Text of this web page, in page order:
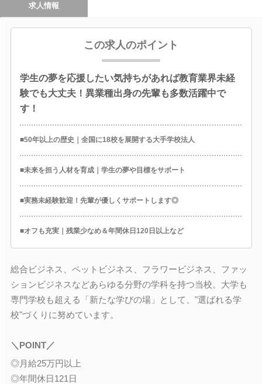
求人情報
この求人のポイント
学生の夢を応援したい気持ちがあれば教育業界未経
験でも大丈夫！異業種出身の先輩も多数活躍中で
す！
■50年以上の歴史｜全国に18校を展開する大手学校法人
■未来を担う人材を育成｜学生の夢や目標をサポート
■実務未経験歓迎！先輩が優しくサポートします◎
■オフも充実｜残業少なめ＆年間休日120日以上など
総合ビジネス、ペットビジネス、フラワービジネス、ファッ
ションビジネスなどあらゆる分野の学科を持つ当校。大学も
専門学校も超える「新たな学びの場」として、"選ばれる学
校"づくりに努めています。
＼POINT／
◎月給25万円以上
◎年間休日121日